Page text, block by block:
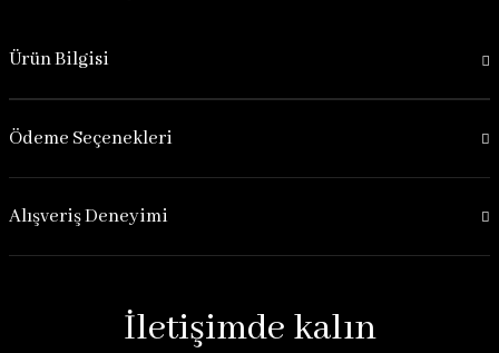
Ürün Bilgisi
Ödeme Seçenekleri
Alışveriş Deneyimi
İletişimde kalın